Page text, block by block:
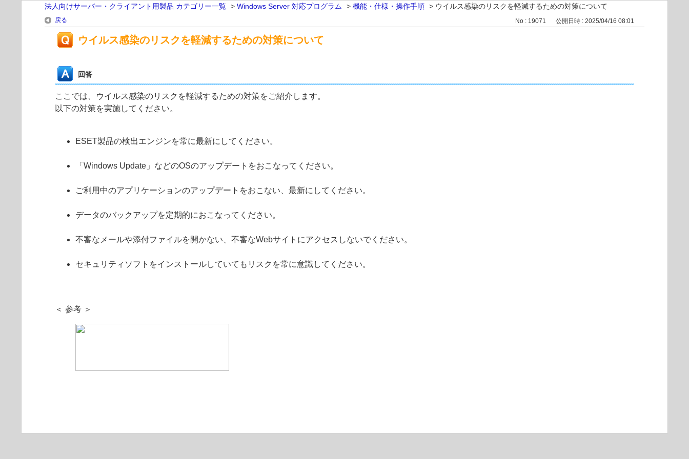
法人向けサーバー・クライアント用製品 カテゴリー一覧 > Windows Server 対応プログラム > 機能・仕様・操作手順 > ウイルス感染のリスクを軽減するための対策について
戻る No : 19071 公開日時 : 2025/04/16 08:01
ウイルス感染のリスクを軽減するための対策について
回答
ここでは、ウイルス感染のリスクを軽減するための対策をご紹介します。
以下の対策を実施してください。
ESET製品の検出エンジンを常に最新にしてください。
「Windows Update」などのOSのアップデートをおこなってください。
ご利用中のアプリケーションのアップデートをおこない、最新にしてください。
データのバックアップを定期的におこなってください。
不審なメールや添付ファイルを開かない、不審なWebサイトにアクセスしないでください。
セキュリティソフトをインストールしていてもリスクを常に意識してください。
＜ 参考 ＞